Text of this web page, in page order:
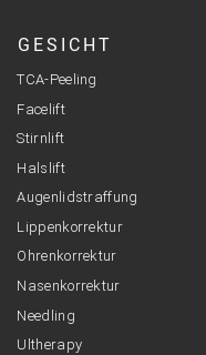
GESICHT
TCA-Peeling
Facelift
Stirnlift
Halslift
Augenlidstraffung
Lippenkorrektur
Ohrenkorrektur
Nasenkorrektur
Needling
Ultherapy